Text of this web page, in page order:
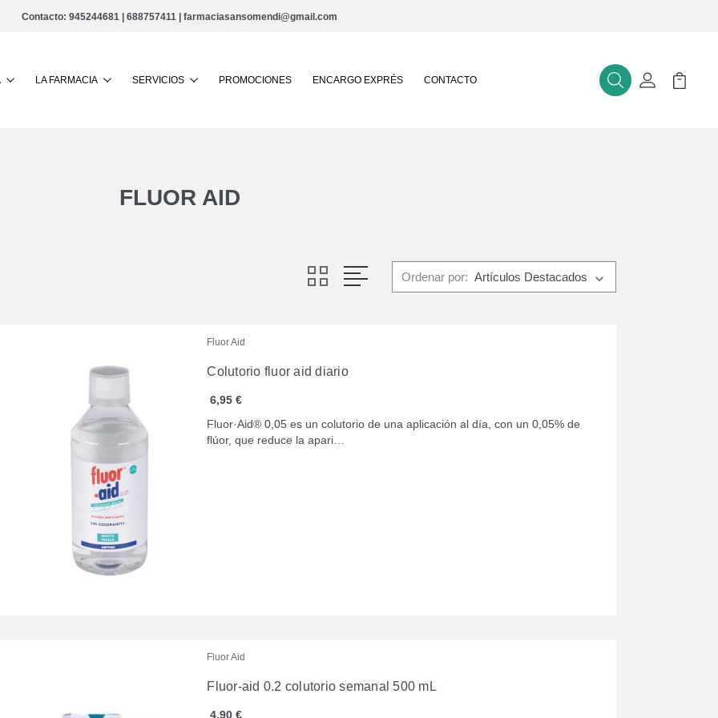
Contacto: 945244681 | 688757411 | farmaciasansomendi@gmail.com
LA FARMACIA SERVICIOS PROMOCIONES ENCARGO EXPRÉS CONTACTO BuscarMi Cuenta
Mi
FLUOR AID
Ordenar por:
Fluor Aid
Colutorio fluor aid diario
6,95 €
Fluor·Aid® 0,05 es un colutorio de una aplicación al día, con un 0,05% de
flúor, que reduce la apari…
Fluor Aid
Fluor-aid 0.2 colutorio semanal 500 mL
4,90 €